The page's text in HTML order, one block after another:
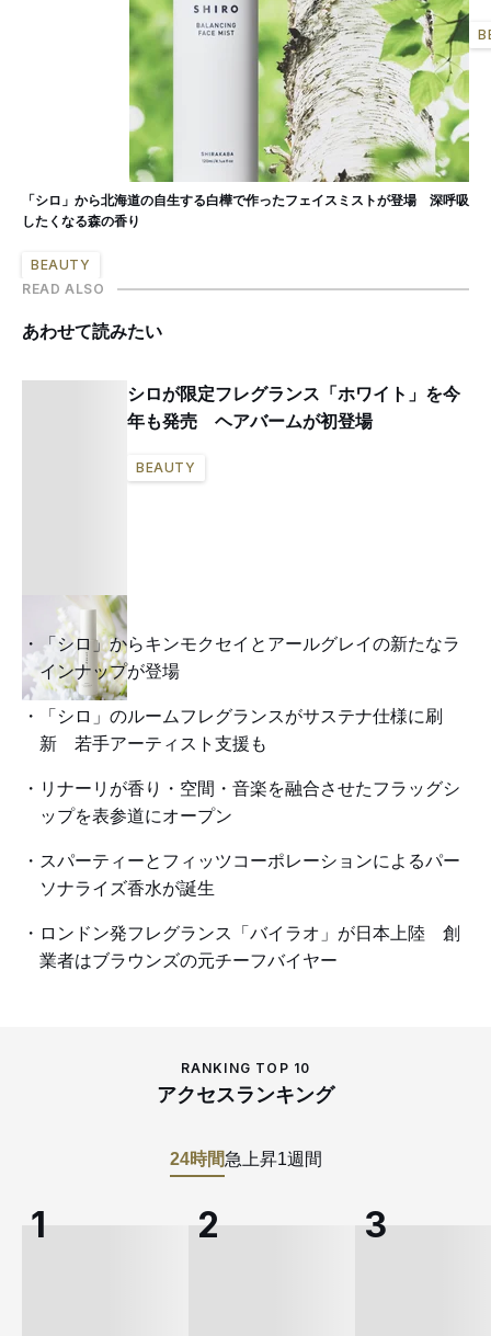
「シロ」から北海道の自生する白樺で作ったフェイスミストが登場 深呼吸
したくなる森の香り
BEAUTY
READ ALSO
あわせて読みたい
シロが限定フレグランス「ホワイト」を今
年も発売 ヘアバームが初登場
BEAUTY
「シロ」からキンモクセイとアールグレイの新たなラ
インナップが登場
「シロ」のルームフレグランスがサステナ仕様に刷
新 若手アーティスト支援も
リナーリが香り・空間・音楽を融合させたフラッグシ
ップを表参道にオープン
スパーティーとフィッツコーポレーションによるパー
ソナライズ香水が誕生
ロンドン発フレグランス「バイラオ」が日本上陸 創
業者はブラウンズの元チーフバイヤー
RANKING TOP 10
アクセスランキング
24時間急上昇1週間